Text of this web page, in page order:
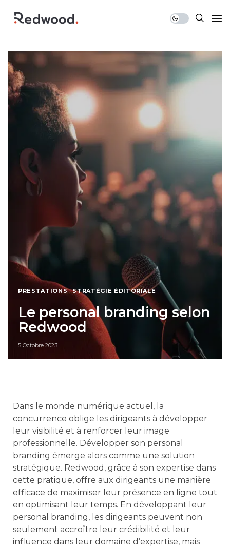
PRESTATIONS STRATÉGIE ÉDITORIALE
Le personal branding selon
Redwood
5 Octobre 2023
Dans le monde numérique actuel, la
concurrence oblige les dirigeants à développer
leur visibilité et à renforcer leur image
professionnelle. Développer son personal
branding émerge alors comme une solution
stratégique. Redwood, grâce à son expertise dans
cette pratique, offre aux dirigeants une manière
efficace de maximiser leur présence en ligne tout
en optimisant leur temps. En développant leur
personal branding, les dirigeants peuvent non
seulement accroître leur crédibilité et leur
influence dans leur domaine d’expertise, mais